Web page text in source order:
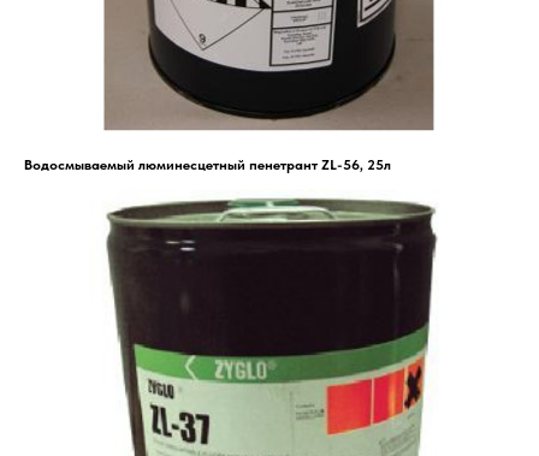
Водосмываемый люминесцетный пенетрант ZL-56, 25л